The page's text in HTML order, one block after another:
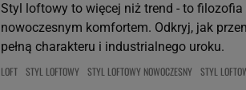
Styl loftowy to więcej niż trend - to filozofia
nowoczesnym komfortem. Odkryj, jak
pełną charakteru i industrialnego uroku.
LOFT STYL LOFTOWY STYL LOFTOWY NOWOCZESNY STYL